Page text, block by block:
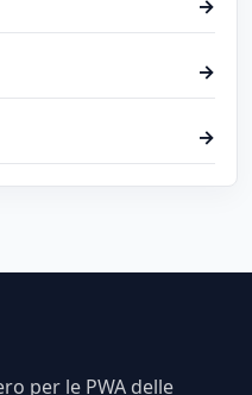
→
→
→
per le PWA delle